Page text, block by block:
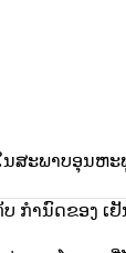
ສະພາບອຸນຫະ
ຳນົດຂອງ ເຢັນ